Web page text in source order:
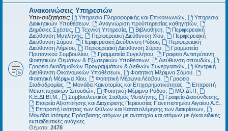
Ανακοινώσεις Υπηρεσιών
Υπο-συζητήσεις: Υπηρεσία Πληροφορικής και Επικοινωνιών
Υπηρεσία
Διοικητικών Υποθέσεων
Αναγνώριση προϋπηρεσίας καθηγητών
Δημόσιες Σχέσεις
Τεχνική Υπηρεσία, Βιβλιοθήκη,
Περιφερειακή
Διεύθυνση Μυτιλήνης
Περιφερειακή Διεύθυνση Χίου,
Περιφερειακή
Διεύθυνση Σάμου
Περιφερειακή Διεύθυνση Ρόδου,
Περιφερειακή
Διεύθυνση Λήμνου
Περιφερειακή Διεύθυνση Σύρου,
Γραμματεία
Πρυτανικού Συμβουλίου
Γραμματεία Συγκλήτου,
Γραφείο Αντιπρύτανη
Φοιτητικών Θεμάτων & Εξωτερικών Υποθέσεων
Διεύθυνση σπουδών
Γραφείο Ακαδημαϊκών Προγραμμάτων & Διεθνών Συνεργασιών
Κεντρική
Διεύθυνση Οικονομικών Υποθέσεων
Φοιτητική Μέριμνα Σάμου,
Φοιτητική Μέριμνα Χίου
Φοιτητική Μέριμνα Λέσβου,
Γραφείο
Σταδιοδρομίας
Μονάδα Καινοτομίας και Επιχειρηματικότητας,
Επιτροπή
Μεταπτυχιακών Σπουδών
Φοιτητική Μέριμνα Ρόδου, ΜΟ.ΔΙ.Π
Κ.Ε.ΔΙ.ΒΙ.Μ.
Συμβουλευτικός Σταθμός Μυτιλήνης, Γραφείο Διασύνδεσης,
Εταιρεία Αξιοποίησης και Διαχείρισης Περιουσίας Πανεπιστημίου Αιγαίου Α.Ε.
Επιτροπή Ισότητας των Φύλων και Καταπολέμησης των Διακρίσεων
Μονάδα Ισότιμης Πρόσβασης ατόμων με αναπηρία και ατόμων με ή/και ειδικές
εκπαιδευτικές ανάγκες
Θέματα: 2478